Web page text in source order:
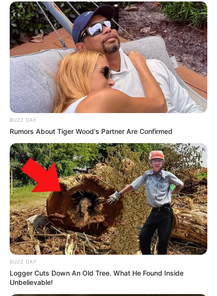
BUZZ DAY
Rumors About Tiger Wood's Partner Are Confirmed
BUZZ DAY
Logger Cuts Down An Old Tree. What He Found Inside
Unbelievable!